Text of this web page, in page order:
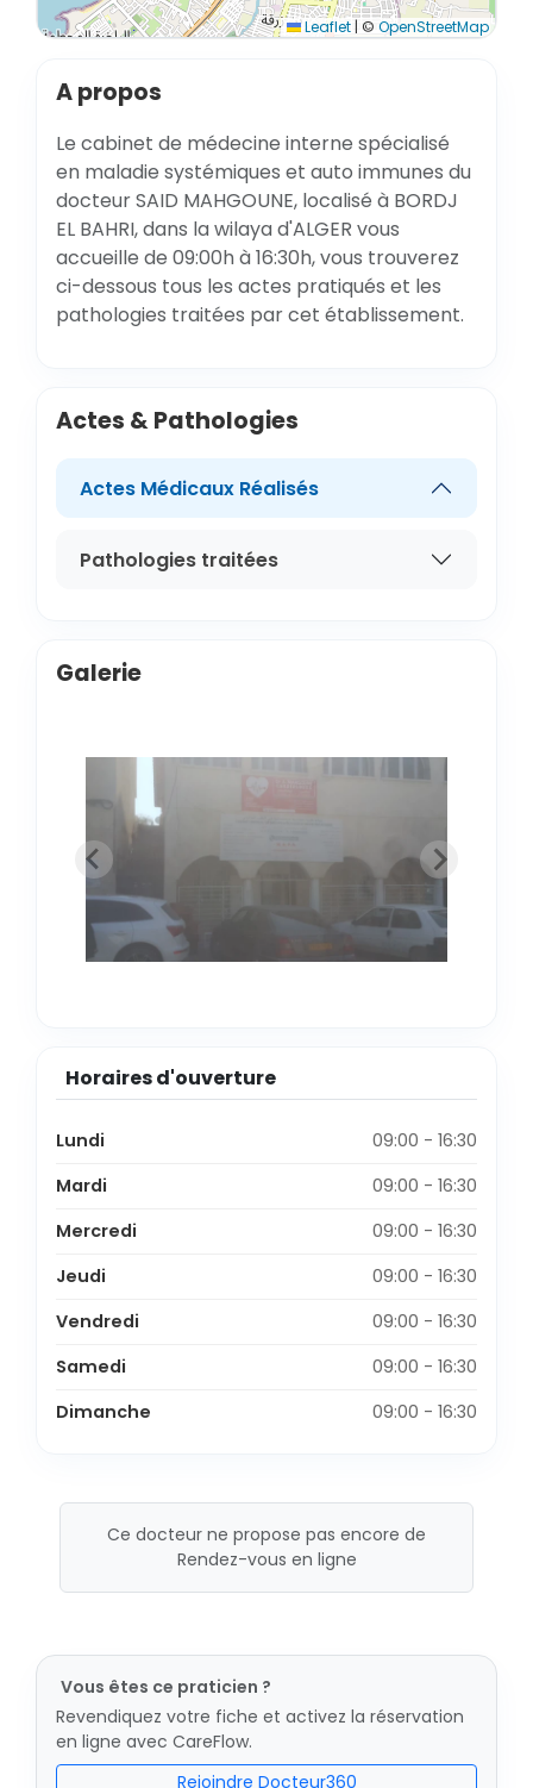
Leaflet | © OpenStreetMap
A propos
Le cabinet de médecine interne spécialisé
en maladie systémiques et auto immunes du
docteur SAID MAHGOUNE, localisé à BORDJ
EL BAHRI, dans la wilaya d'ALGER vous
accueille de 09:00h à 16:30h, vous trouverez
ci-dessous tous les actes pratiqués et les
pathologies traitées par cet établissement.
Actes & Pathologies
Actes Médicaux Réalisés
Pathologies traitées
Galerie
Horaires d'ouverture
Lundi
09:00 - 16:30
Mardi
09:00 - 16:30
Mercredi
09:00 - 16:30
Jeudi
09:00 - 16:30
Vendredi
09:00 - 16:30
Samedi
09:00 - 16:30
Dimanche
09:00 - 16:30
Ce docteur ne propose pas encore de
Rendez-vous en ligne
Vous êtes ce praticien ?
Revendiquez votre fiche et activez la réservation
en ligne avec CareFlow.
Rejoindre Docteur360